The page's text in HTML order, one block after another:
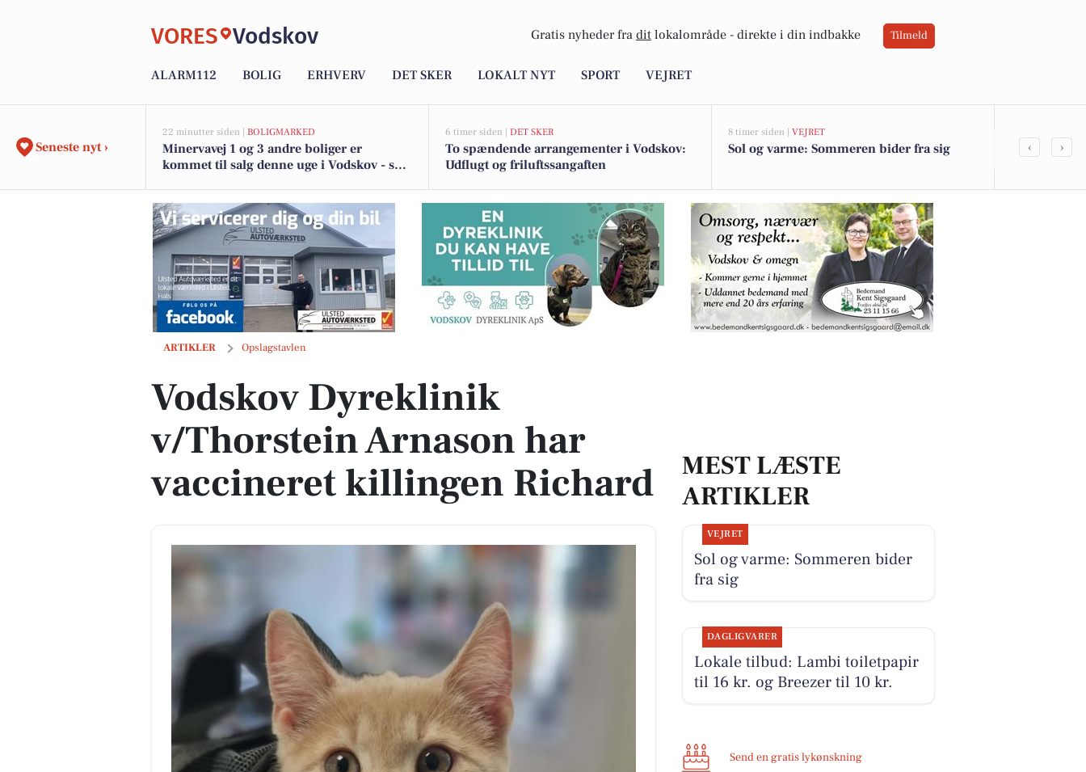
VORES Vodskov Gratis nyheder fra dit lokalområde - direkte i din indbakke Tilmeld
ALARM112 BOLIG ERHVERV DET SKER LOKALT NYT SPORT VEJRET
Seneste nyt ›
22 minutter siden | BOLIGMARKED
Minervavej 1 og 3 andre boliger er
kommet til salg denne uge i Vodskov - se
6 timer siden | DET SKER
To spændende arrangementer i Vodskov:
Udflugt og friluftssangaften
8 timer siden | VEJRET
Sol og varme: Sommeren bider fra sig
Til salg
‹ ›
ARTIKLER Opslagstavlen
Vodskov Dyreklinik v/Thorstein Arnason har vaccineret killingen Richard
Vodskov Dyreklinik
v/Thorstein Arnason har
vaccineret killingen Richard
MEST LÆSTE
ARTIKLER
VEJRET
Sol og varme: Sommeren bider
fra sig
DAGLIGVARER
Lokale tilbud: Lambi toiletpapir
til 16 kr. og Breezer til 10 kr.
Send en gratis lykønskning